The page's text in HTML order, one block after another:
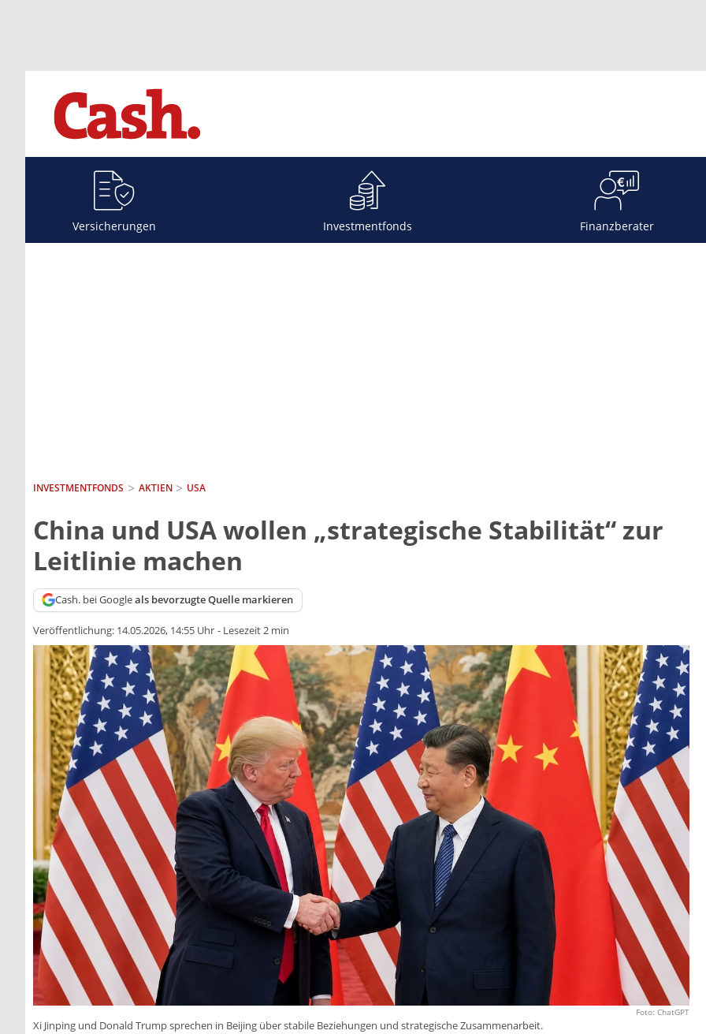
Versicherungen Investmentfonds Finanzberater
INVESTMENTFONDS AKTIEN USA
China und USA wollen „strategische Stabilität“ zur
Leitlinie machen
Cash. bei Googleals bevorzugte Quelle markieren
Veröffentlichung: 14.05.2026, 14:55 Uhr - Lesezeit 2 min
Foto: ChatGPT
Xi Jinping und Donald Trump sprechen in Beijing über stabile Beziehungen und strategische Zusammenarbeit.